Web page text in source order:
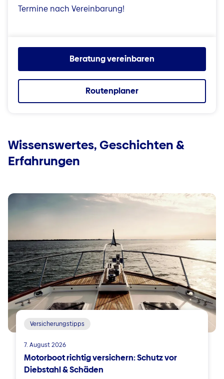
Termine nach Vereinbarung!
Beratung vereinbaren
Routenplaner
Wissenswertes, Geschichten &
Erfahrungen
Versicherungstipps
7. August 2026
Motorboot richtig versichern: Schutz vor
Diebstahl & Schäden